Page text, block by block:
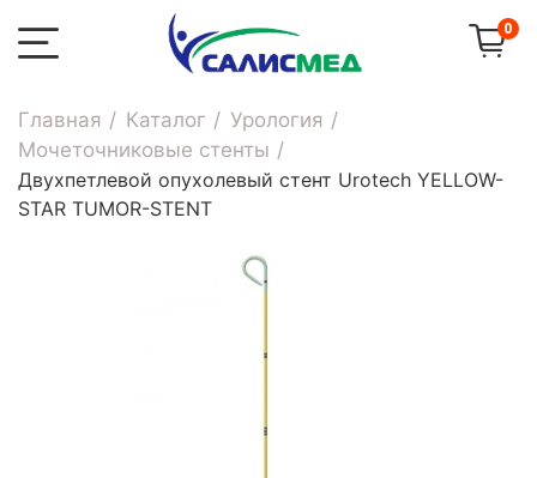
0
Главная Каталог
Урология
Мочеточниковые стенты
Двухпетлевой опухолевый стент Urotech YELLOW-
STAR TUMOR-STENT